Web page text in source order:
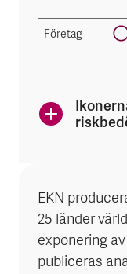
Företag
EKN
25 länder
exponering
publiceras